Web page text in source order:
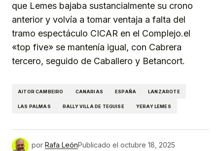
que Lemes bajaba sustancialmente su crono
anterior y volvía a tomar ventaja a falta del
tramo espectáculo CICAR en el Complejo.el
«top five» se mantenía igual, con Cabrera
tercero, seguido de Caballero y Betancort.
AITOR CAMBEIRO CANARIAS ESPAÑA LANZAROTE
LAS PALMAS RALLY VILLA DE TEGUISE YERAY LEMES
por Rafa LeónPublicado el octubre 18, 2025